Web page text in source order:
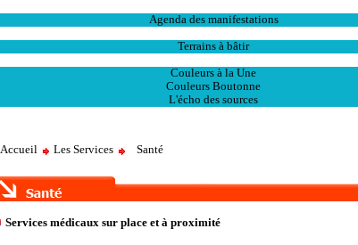
Agenda des manifestations
Terrains à bâtir
Couleurs à la Une
Couleurs Boutonne
L'écho des sources
Accueil Les Services Santé
Services médicaux sur place et à proximité